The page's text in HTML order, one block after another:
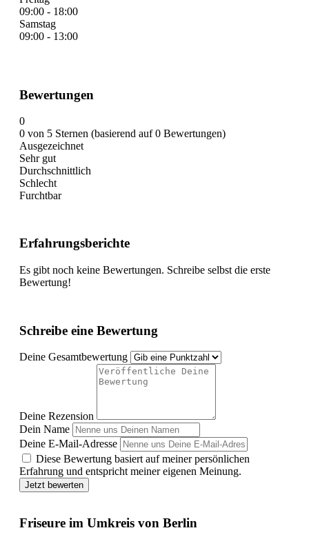
09:00 - 18:00
Samstag
09:00 - 13:00
Bewertungen
0
0 von 5 Sternen (basierend auf 0 Bewertungen)
Ausgezeichnet
Sehr gut
Durchschnittlich
Schlecht
Furchtbar
Erfahrungsberichte
Es gibt noch keine Bewertungen. Schreibe selbst die erste
Bewertung!
Schreibe eine Bewertung
Deine Gesamtbewertung
Deine Rezension
Dein Name
Deine E-Mail-Adresse
Diese Bewertung basiert auf meiner persönlichen
Erfahrung und entspricht meiner eigenen Meinung.
Jetzt bewerten
Friseure im Umkreis von Berlin